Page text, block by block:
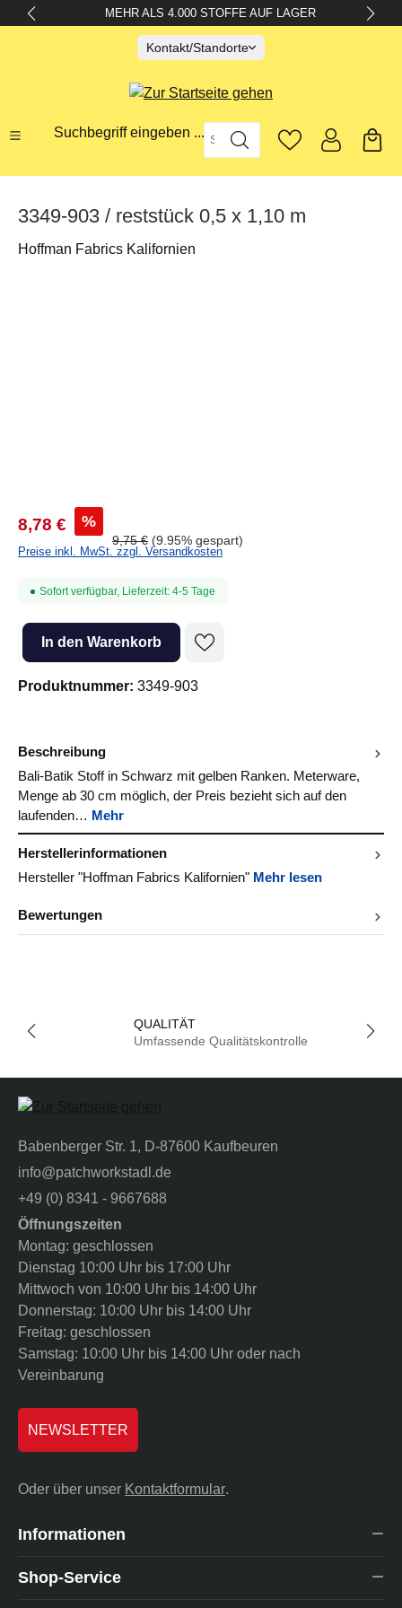
springen MEHR ALS 4.000 STOFFE AUF LAGER
Kontakt/Standorte
Suchbegriff eingeben ...
3349-903 / reststück 0,5 x 1,10 m
Hoffman Fabrics Kalifornien
8,78 € %
9,75 € (9.95% gespart)
Preise inkl. MwSt. zzgl. Versandkosten
Sofort verfügbar, Lieferzeit: 4-5 Tage
Produkt Anzahl: Gib den gewünschten Wert ein oder benutze die
In den Warenkorb
Produktnummer: 3349-903
Beschreibung
Bali-Batik Stoff in Schwarz mit gelben Ranken. Meterware,
Menge ab 30 cm möglich, der Preis bezieht sich auf den
laufenden… Mehr
Herstellerinformationen
Hersteller "Hoffman Fabrics Kalifornien" Mehr lesen
Bewertungen
QUALITÄT
Umfassende Qualitätskontrolle
Babenberger Str. 1, D-87600 Kaufbeuren
info@patchworkstadl.de
+49 (0) 8341 - 9667688
Öffnungszeiten
Montag: geschlossen
Dienstag 10:00 Uhr bis 17:00 Uhr
Mittwoch von 10:00 Uhr bis 14:00 Uhr
Donnerstag: 10:00 Uhr bis 14:00 Uhr
Freitag: geschlossen
Samstag: 10:00 Uhr bis 14:00 Uhr oder nach
Vereinbarung
NEWSLETTER
Oder über unser Kontaktformular.
Informationen
Shop-Service